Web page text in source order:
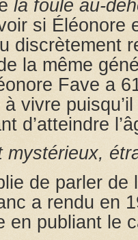
la foule au-
si Éléonore
discrètement
la même
Fave a
vivre
d’atteindre
mystérieux,
de parler de
a rendu en
en publiant le